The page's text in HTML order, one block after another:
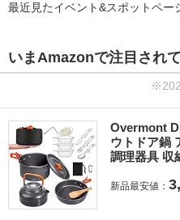
最近見たイベント&スポットペー
いまAmazonで注目され
Overmont
ウトドア鍋
調理器具 収
新品最安値：